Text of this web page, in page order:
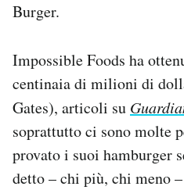
Burger.
Impossible Foods ha
centinaia di milioni di
Gates), articoli su
soprattutto ci sono molte
provato i suoi hamburger
detto – chi più, chi meno